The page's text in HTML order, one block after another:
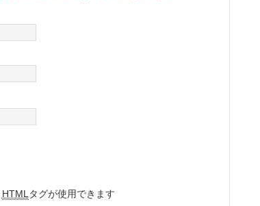
HTML タグが使用できます